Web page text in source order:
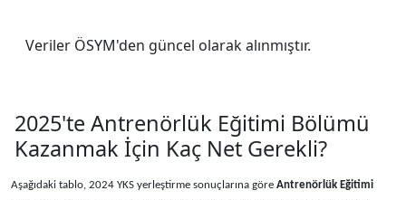
Veriler ÖSYM'den güncel olarak alınmıştır.
2025'te Antrenörlük Eğitimi Bölümü
Kazanmak İçin Kaç Net Gerekli?
Aşağıdaki tablo, 2024 YKS yerleştirme sonuçlarına göre Antrenörlük Eğitimi